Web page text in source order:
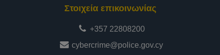
Στοιχεία επικοινωνίας
+357 22808200
cybercrime@police.gov.cy